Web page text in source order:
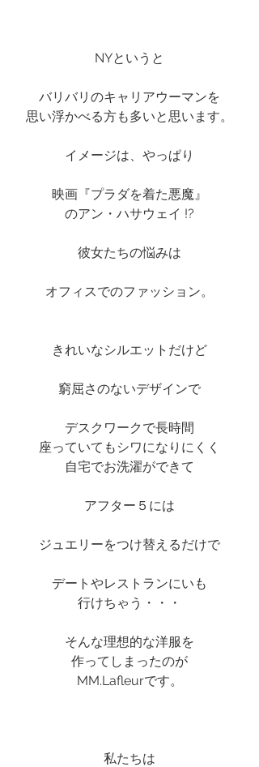
NYというと
バリバリのキャリアウーマンを
思い浮かべる方も多いと思います。
イメージは、やっぱり
映画『プラダを着た悪魔』
のアン・ハサウェイ !?
彼女たちの悩みは
オフィスでのファッション。
きれいなシルエットだけど
窮屈さのないデザインで
デスクワークで長時間
座っていてもシワになりにくく
自宅でお洗濯ができて
アフター５には
ジュエリーをつけ替えるだけで
デートやレストランにいも
行けちゃう・・・
そんな理想的な洋服を
作ってしまったのが
MM.Lafleurです。
私たちは